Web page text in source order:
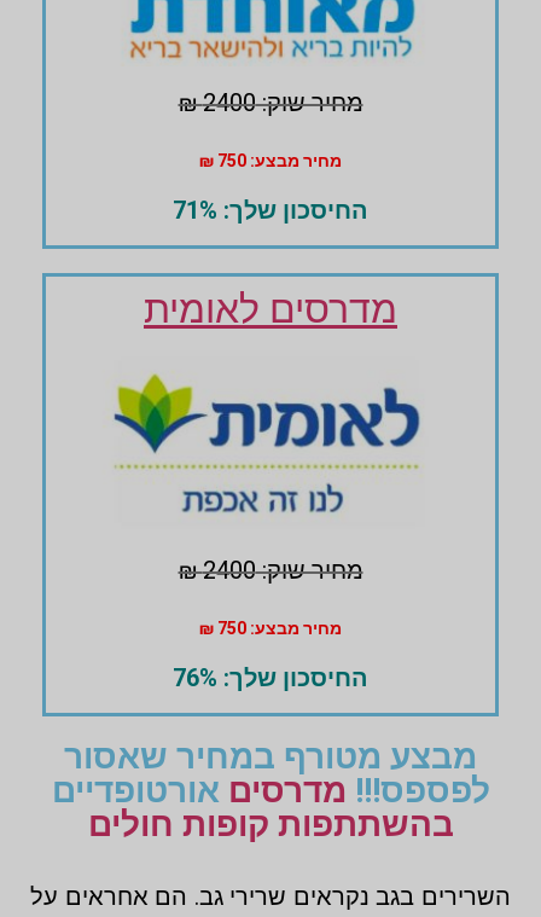
מחיר שוק: 2400 ₪
מחיר מבצע: 750 ₪
החיסכון שלך: 71%
מדרסים לאומית
מחיר שוק: 2400 ₪
מחיר מבצע: 750 ₪
החיסכון שלך: 76%
מבצע מטורף במחיר שאסור
לפספס!!! מדרסים אורטופדיים
בהשתתפות קופות חולים
השרירים בגב נקראים שרירי גב. הם אחראים על